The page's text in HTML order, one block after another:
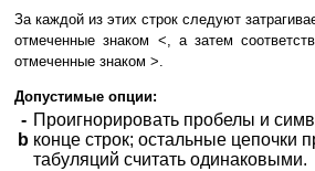
За каждой из этих строк следуют
отмеченные знаком <, а затем
отмеченные знаком >.
Допустимые опции:
-
b
Проигнорировать пробелы и
конце строк; остальные цепочки
табуляций считать одинаковыми.